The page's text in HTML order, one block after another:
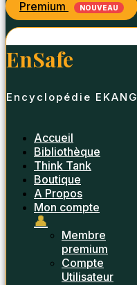
Premium NOUVEAU
EnSafe
Encyclopédie EKANG
Accueil
Bibliothèque
Think Tank
Boutique
A Propos
Mon compte
👤
Membre
premium
Compte
Utilisateur